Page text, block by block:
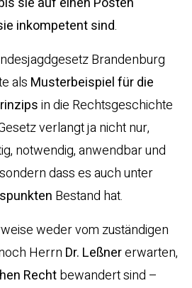
inkompetent sind.
Brandenburg
als Musterbeispiel für die
in die Rechtsgeschichte
verlangt ja nicht nur,
notwendig, anwendbar und
dass es auch unter
Bestand hat.
weder vom zuständigen
Herrn Dr. Leßnererwarten,
Rechtbewandert sind –